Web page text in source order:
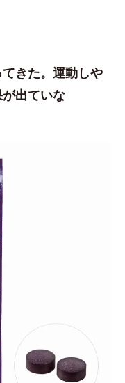
きた。運動しや
出ていな